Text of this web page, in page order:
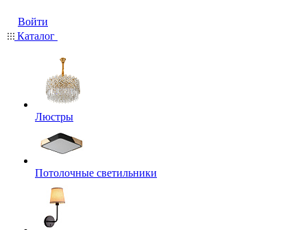
Войти
Каталог
Люстры
Потолочные светильники